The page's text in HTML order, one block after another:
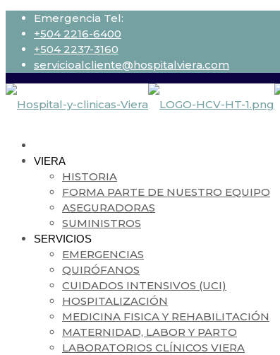
Emergencia Tel:
+504 2216-6400
+504 2237-3160
servicioalcliente@hospitalviera.com
VIERA
HISTORIA
FORMA PARTE DE NUESTRO EQUIPO
ASEGURADORAS
SUMINISTROS
SERVICIOS
EMERGENCIAS
QUIRÓFANOS
CUIDADOS INTENSIVOS (UCI)
HOSPITALIZACIÓN
MEDICINA FISICA Y REHABILITACIÓN
MATERNIDAD, LABOR Y PARTO
LABORATORIOS CLÍNICOS VIERA